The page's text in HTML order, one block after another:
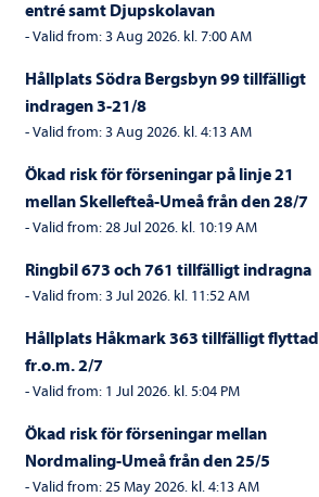
entré samt Djupskolavan
-Valid from:3 Aug 2026. kl. 7:00 AM
Hållplats Södra Bergsbyn 99 tillfälligt
indragen 3-21/8
-Valid from:3 Aug 2026. kl. 4:13 AM
Ökad risk för förseningar på linje 21
mellan Skellefteå-Umeå från den 28/7
-Valid from:28 Jul 2026. kl. 10:19 AM
Ringbil 673 och 761 tillfälligt indragna
-Valid from:3 Jul 2026. kl. 11:52 AM
Hållplats Håkmark 363 tillfälligt flyttad
fr.o.m. 2/7
-Valid from: 1 Jul 2026. kl. 5:04 PM
Ökad risk för förseningar mellan
Nordmaling-Umeå från den 25/5
-Valid from:25 May 2026. kl. 4:13 AM